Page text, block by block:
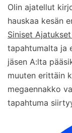
Olin ajatellut
hauskaa kesän
Siniset Ajatukset
tapahtumalta ja
jäsen A:lta
muuten erittäin
megaennakko
tapahtuma